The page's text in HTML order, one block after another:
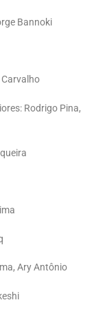
Bannoki
Rodrigo Pina,
Ary Antônio